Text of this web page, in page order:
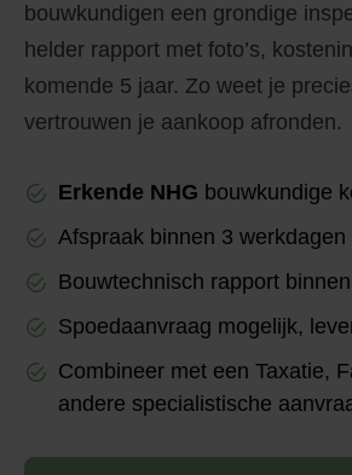
bouwkundigen een grondige
helder rapport met foto’s,
komende 5 jaar. Zo weet je
vertrouwen je aankoop afronden.
Erkende NHG bouwkundige
Afspraak binnen 3 werkdagen
Bouwtechnisch rapport
Spoedaanvraag mogelijk,
Combineer met een Taxatie,
andere specialistische